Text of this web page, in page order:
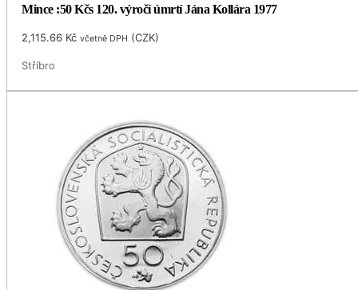
Mince :50 Kčs 120. výročí úmrtí Jána Kollára 1977
2,115.66 Kč včetně DPH (CZK)
Stříbro